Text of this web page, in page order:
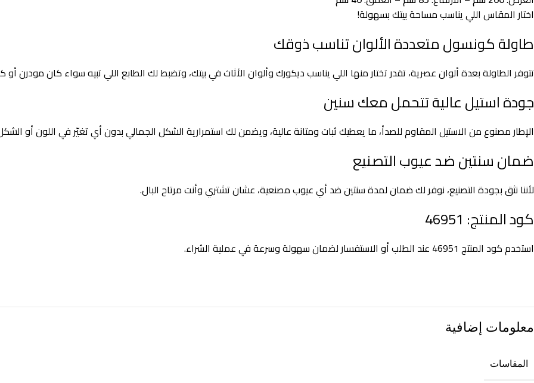
اختار المقاس اللي يناسب مساحة بيتك بسهولة!
طاولة كونسول متعددة الألوان تناسب ذوقك
تتوفر الطاولة بعدة ألوان عصرية، تقدر تختار منها اللي يناسب ديكورك وألوان الأثاث في بيتك، وتضبط لك الطابع اللي تبيه سواء كان مودرن أو
جودة استيل عالية تتحمل معك سنين
الإطار مصنوع من الاستيل المقاوم للصدأ، ما يعطيك ثبات ومتانة عالية، ويضمن لك استمرارية الشكل الجمالي بدون أي تغيّر في اللون أو
ضمان سنتين ضد عيوب التصنيع
لأننا نثق بجودة التصنيع، نوفر لك ضمان لمدة سنتين ضد أي عيوب مصنعية، عشان تشتري وأنت مرتاح البال.
كود المنتج: 46951
استخدم كود المنتج 46951 عند الطلب أو الاستفسار لضمان سهولة وسرعة في عملية الشراء.
معلومات إضافية
المقاسات